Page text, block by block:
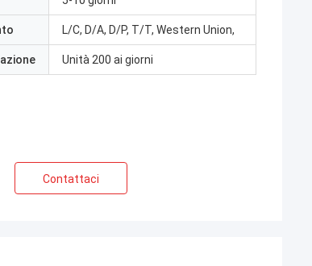
L/C, D/A, D/P, T/T, Western Union,
Unità 200 ai giorni
Contattaci